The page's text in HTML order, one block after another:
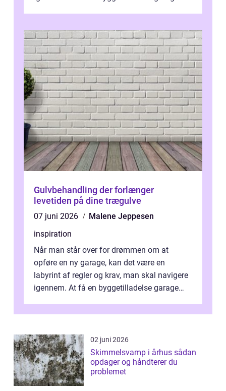
Gulvbehandling der forlænger
levetiden på dine trægulve
07 juni 2026
Malene Jeppesen
inspiration
Når man står over for drømmen om at
opføre en ny garage, kan det være en
labyrint af regler og krav, man skal navigere
igennem. At få en byggetilladelse garage
02 juni 2026
Skimmelsvamp i århus sådan
opdager og håndterer du
problemet